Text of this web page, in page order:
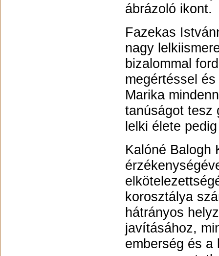
ábrázoló ikont.
Fazekas
nagy
bizalommal
megértéssel
Marika
tanúságot tesz
lelki élete
Kalóné Balogh
korosztálya
hátrányos
javításához,
emberség és a